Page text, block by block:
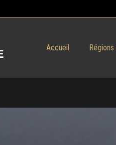
Accueil